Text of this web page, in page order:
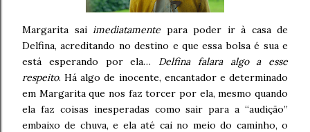
Margarita sai imediatamente para poder ir à casa de
Delfina, acreditando no destino e que essa bolsa é sua e
está esperando por ela… Delfina falara algo a esse
respeito. Há algo de inocente, encantador e determinado
em Margarita que nos faz torcer por ela, mesmo quando
ela faz coisas inesperadas como sair para a “audição”
embaixo de chuva, e ela até cai no meio do caminho, o